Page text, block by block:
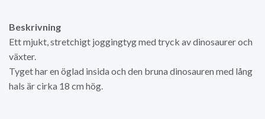
Beskrivning
Ett mjukt, stretchigt joggingtyg med tryck av dinosaurer och
växter.
Tyget har en öglad insida och den bruna dinosauren med lång
hals är cirka 18 cm hög.